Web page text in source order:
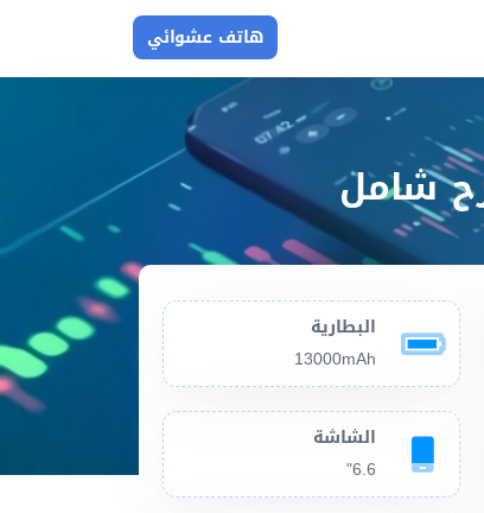
هاتف عشوائي
البطارية
13000mAh
الشاشة
6.6"